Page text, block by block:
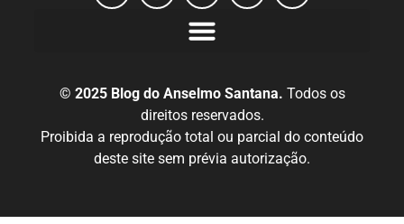
© 2025 Blog do Anselmo Santana. Todos os
direitos reservados.
Proibida a reprodução total ou parcial do conteúdo
deste site sem prévia autorização.